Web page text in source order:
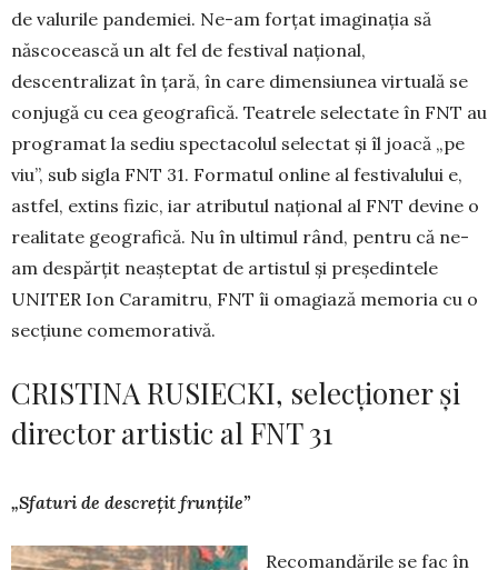
de valurile pandemiei. Ne-am forțat imagi­nația să
născocească un alt fel de festival național,
descentralizat în țară, în care dimensiunea virtuală se
conjugă cu cea geografică. Teatrele selectate în FNT au
programat la sediu spectacolul selectat și îl joacă „pe
viu”, sub sigla FNT 31. Formatul online al fes­tivalului e,
astfel, extins fizic, iar atri­butul național al FNT devine o
realitate geografică. Nu în ulti­mul rând, pentru că ne-
am despărțit ne­aș­teptat de artistul și președintele
UNITER Ion Ca­ramitru, FNT îi oma­giază me­moria cu o
secțiune come­morativă.
CRISTINA RUSIECKI, selecționer și
director artistic al FNT 31
„Sfaturi de descrețit frunțile”
Recomandările se fac în